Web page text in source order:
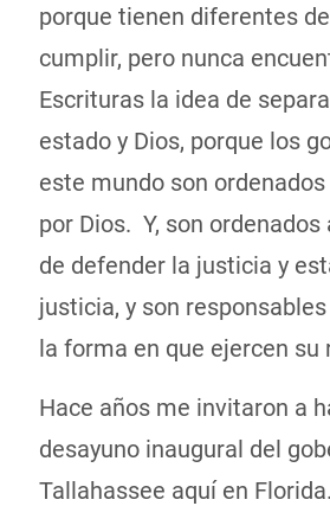
porque tienen diferentes
cumplir, pero nunca
Escrituras la idea de
estado y Dios, porque los
este mundo son
por Dios. Y, son ordenados
de defender la justicia y
justicia, y son
la forma en que ejercen su
Hace años me invitaron a
desayuno inaugural del
Tallahassee aquí en